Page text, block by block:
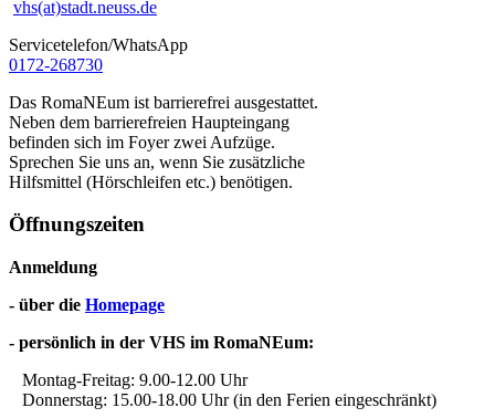
vhs(at)stadt.neuss.de
Servicetelefon/WhatsApp
0172-268730
Das RomaNEum ist barrierefrei ausgestattet.
Neben dem barrierefreien Haupteingang
befinden sich im Foyer zwei Aufzüge.
Sprechen Sie uns an, wenn Sie zusätzliche
Hilfsmittel (Hörschleifen etc.) benötigen.
Öffnungszeiten
Anmeldung
- über die Homepage
- persönlich in der VHS im RomaNEum:
Montag-Freitag: 9.00-12.00 Uhr
Donnerstag: 15.00-18.00 Uhr (in den Ferien eingeschränkt)